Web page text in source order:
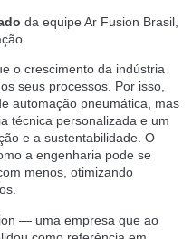
da equipe Ar Fusion Brasil,
o crescimento da indústria
seus processos. Por isso,
automação pneumática, mas
técnica personalizada e um
e a sustentabilidade. O
a engenharia pode se
menos, otimizando
— uma empresa que ao